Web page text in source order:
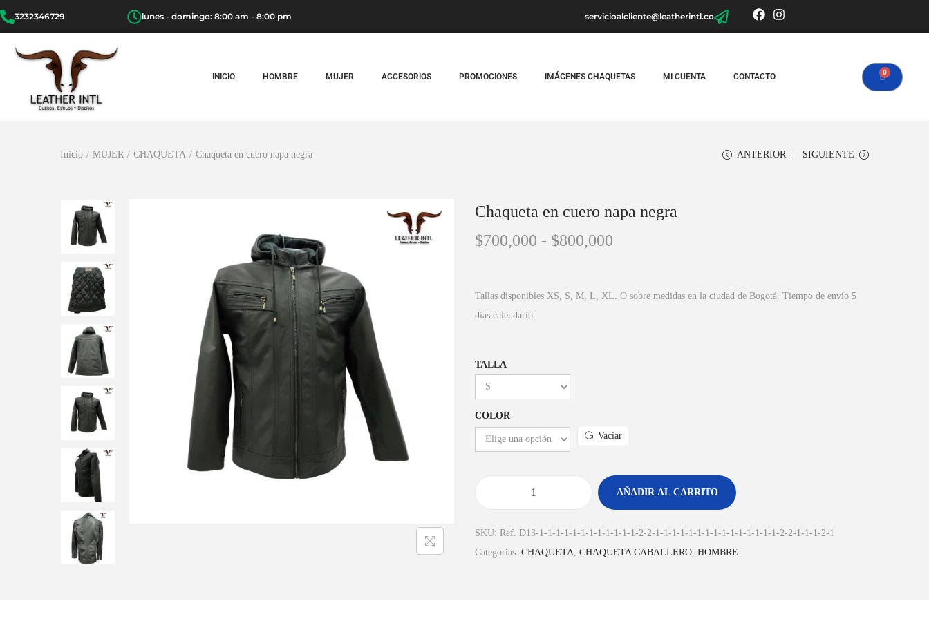
3232346729 lunes - domingo: 8:00 am - 8:00 pm servicioalcliente@leatherintl.co
INICIO HOMBRE MUJER ACCESORIOS PROMOCIONES IMÁGENES CHAQUETAS MI CUENTA CONTACTO
Inicio / MUJER / CHAQUETA / Chaqueta en cuero napa negra ANTERIOR SIGUIENTE
Chaqueta en cuero napa negra
$700,000 - $800,000
Tallas disponibles XS, S, M, L, XL. O sobre medidas en la ciudad de Bogotá. Tiempo de envío 5
días calendario.
TALLA
COLOR
Vaciar
AÑADIR AL CARRITO
SKU: Ref. D13-1-1-1-1-1-1-1-1-1-1-1-1-2-2-1-1-1-1-1-1-1-1-1-1-1-1-1-1-1-2-2-1-1-1-2-1
Categorías: CHAQUETA CHAQUETA CABALLERO HOMBRE